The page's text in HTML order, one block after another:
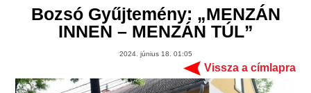
Bozsó Gyűjtemény: „MENZÁN
INNEN – MENZÁN TÚL”
2024. június 18. 01:05
Vissza a címlapra